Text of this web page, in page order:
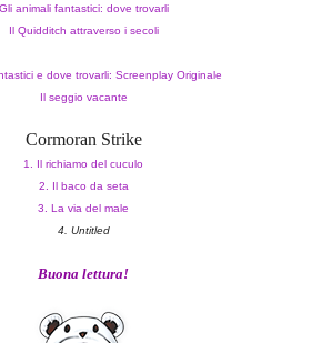
Gli animali fantastici: dove trovarli
Il Quidditch attraverso i secoli
e dove trovarli: Screenplay Originale
Il seggio vacante
Cormoran Strike
1. Il richiamo del cuculo
2. Il baco da seta
3. La via del male
4. Untitled
Buona lettura!